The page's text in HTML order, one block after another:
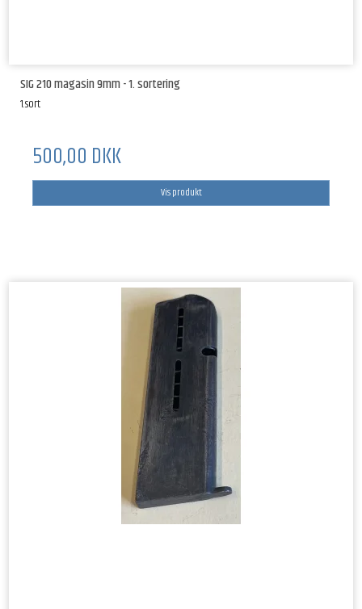
SIG 210 magasin 9mm - 1. sortering
1.sort
500,00 DKK
Vis produkt